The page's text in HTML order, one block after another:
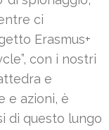
ci
Erasmus+
con i nostri
e
e azioni, è
di questo lungo